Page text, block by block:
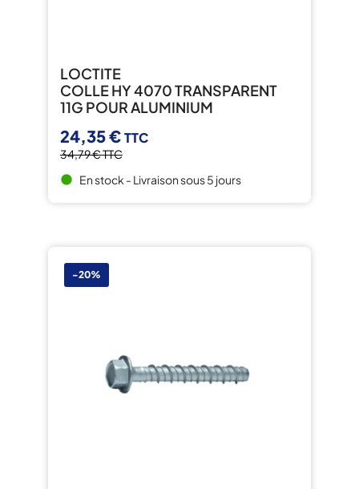
LOCTITE
COLLE HY 4070 TRANSPARENT
11G POUR ALUMINIUM
24,35 €TTC
34,79 €TTC
brightness_1 En stock - Livraison sous 5 jours
-20%